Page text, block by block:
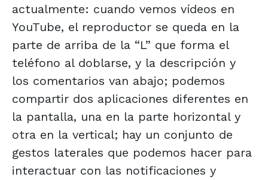
actualmente: cuando vemos vídeos en
YouTube, el reproductor se queda en la
parte de arriba de la “L” que forma el
teléfono al doblarse, y la descripción y
los comentarios van abajo; podemos
compartir dos aplicaciones diferentes en
la pantalla, una en la parte horizontal y
otra en la vertical; hay un conjunto de
gestos laterales que podemos hacer para
interactuar con las notificaciones y